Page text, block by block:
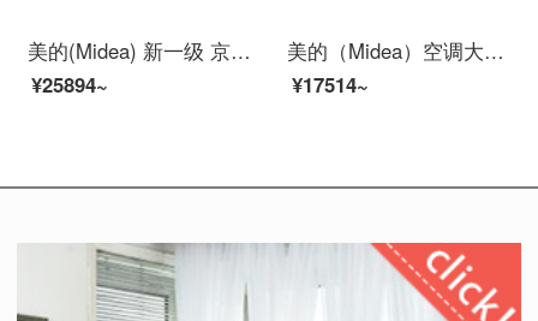
美的(Midea) 新一级 京锦 智能家电 变频冷暖 1.5匹壁挂式空调KFR-35GW/BDN8Y-QJ200(1)
¥25894~
美的（Midea）空调大1匹/1.5匹/2匹/3匹 空调挂机 省电星/冷静星冷暖家用壁挂式空调 大1匹冷暖变频 PH400(3)【新省电三级】
¥17514~